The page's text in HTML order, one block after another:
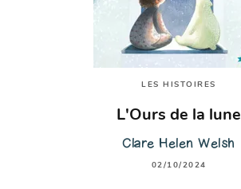
LES HISTOIRES
L'Ours de la lune
Clare Helen Welsh
02/10/2024